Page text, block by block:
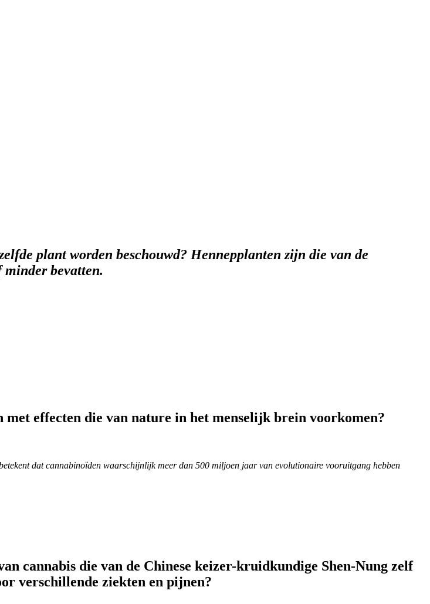
plant worden beschouwd? Hennepplanten zijn die van de
bevatten.
effecten die van nature in het menselijk brein voorkomen?
dat cannabinoïden waarschijnlijk meer dan 500 miljoen jaar van evolutionaire vooruitgang hebben
cannabis die van de Chinese keizer-kruidkundige Shen-Nung zelf
verschillende ziekten en pijnen?